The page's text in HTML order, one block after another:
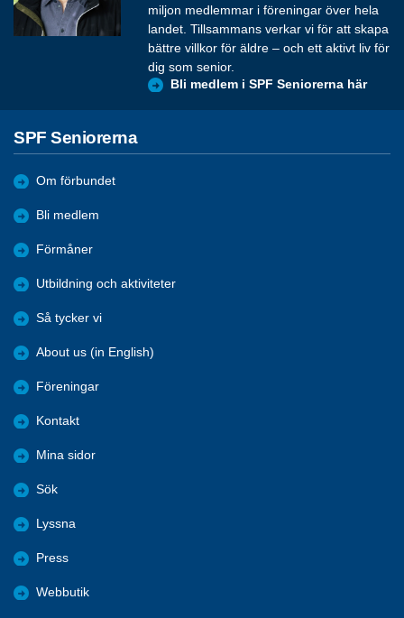
miljon medlemmar i föreningar över hela
landet. Tillsammans verkar vi för att skapa
bättre villkor för äldre – och ett aktivt liv för
dig som senior.
Bli medlem i SPF Seniorerna här
SPF Seniorerna
Om förbundet
Bli medlem
Förmåner
Utbildning och aktiviteter
Så tycker vi
About us (in English)
Föreningar
Kontakt
Mina sidor
Sök
Lyssna
Press
Webbutik